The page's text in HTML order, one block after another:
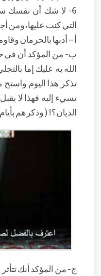
6- لا شك أن نفسك
التي كنت عليها،ومن
أ – أدبها بالحرمان
ب- من المؤكد أن في
الله به عليك إما
تذكر هذا اليوم
تسيء إليه فهذا لا
الديان؟! ( وذكرهم بأيام
ج- من المؤكد أنك